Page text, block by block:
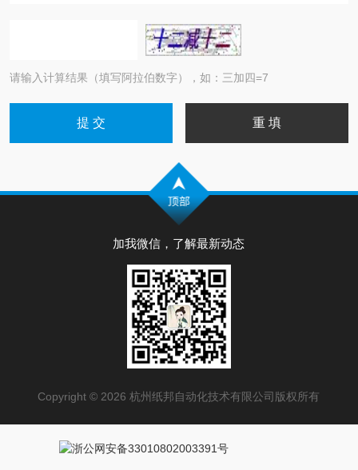
请输入计算结果（填写阿拉伯数字），如：三加四=7
加我微信，了解最新动态
Copyright © 2026 杭州纸邦自动化技术有限公司版权所有
浙公网安备33010802003391号